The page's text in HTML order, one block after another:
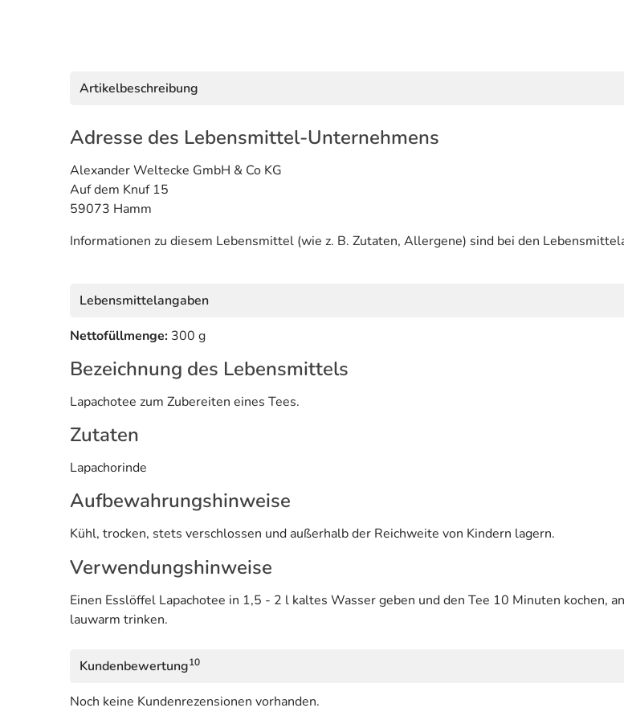
Artikelbeschreibung
Adresse des Lebensmittel-Unternehmens
Alexander Weltecke GmbH & Co KG
Auf dem Knuf 15
59073 Hamm
Informationen zu diesem Lebensmittel (wie z. B. Zutaten, Allergene) sind bei den
Lebensmittelangaben
Nettofüllmenge: 300 g
Bezeichnung des Lebensmittels
Lapachotee zum Zubereiten eines Tees.
Zutaten
Lapachorinde
Aufbewahrungshinweise
Kühl, trocken, stets verschlossen und außerhalb der Reichweite von Kindern lagern.
Verwendungshinweise
Einen Esslöffel Lapachotee in 1,5 - 2 l kaltes Wasser geben und den Tee 10 Minuten kochen,
lauwarm trinken.
Kundenbewertung10
Noch keine Kundenrezensionen vorhanden.